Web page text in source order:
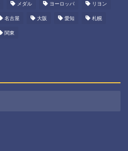
メダル ヨーロッパ リヨン
名古屋 大阪 愛知 札幌
関東